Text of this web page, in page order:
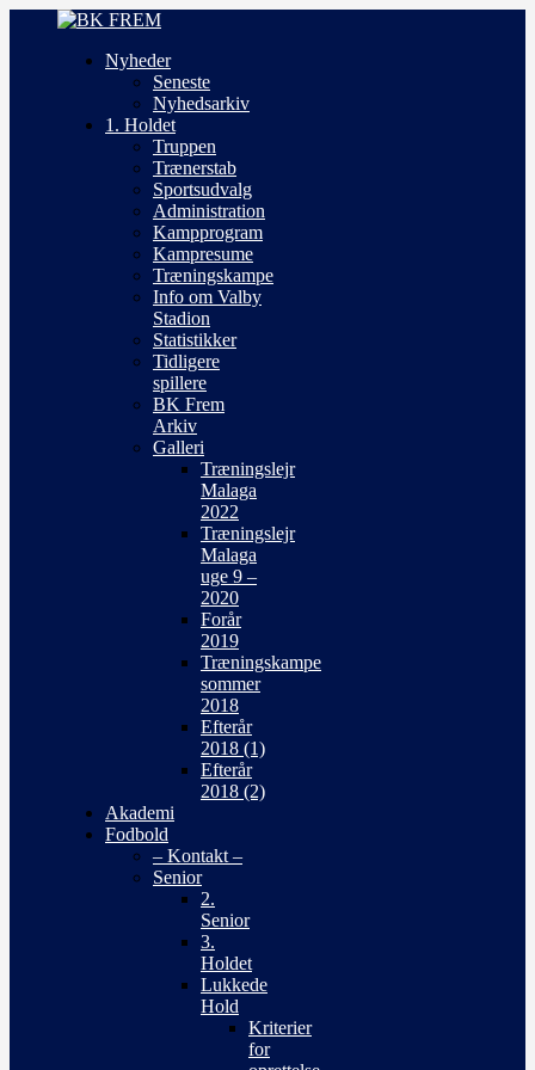
Nyheder
Seneste
Nyhedsarkiv
1. Holdet
Truppen
Trænerstab
Sportsudvalg
Administration
Kampprogram
Kampresume
Træningskampe
Info om Valby
Stadion
Statistikker
Tidligere
spillere
BK Frem
Arkiv
Galleri
Træningslejr
Malaga
2022
Træningslejr
Malaga
uge 9 –
2020
Forår
2019
Træningskampe
sommer
2018
Efterår
2018 (1)
Efterår
2018 (2)
Akademi
Fodbold
– Kontakt –
Senior
2.
Senior
3.
Holdet
Lukkede
Hold
Kriterier
for